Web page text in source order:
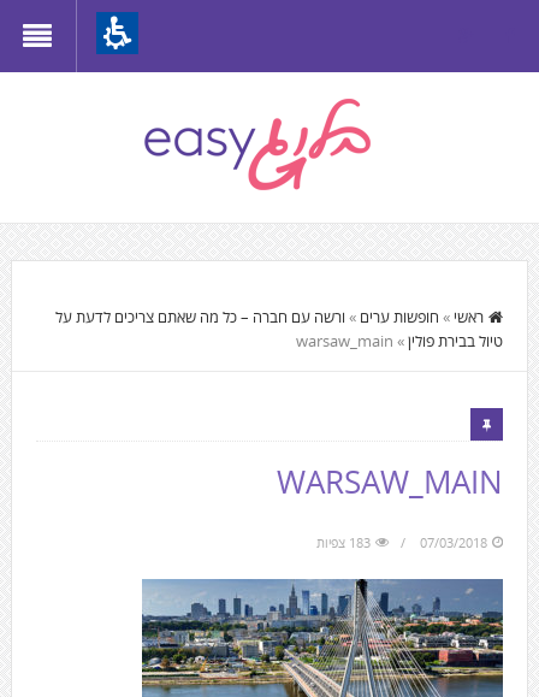
to
move
to
the
main
Content
התוכן
המרכזי,
You
can
press
Enter
to
skip
to
the
next
area
ראשי » חופשות ערים » ורשה עם חברה – כל מה שאתם צריכים לדעת על
טיול בבירת פולין»
warsaw_main
WARSAW_MAIN
07/03/2018 183 צפיות